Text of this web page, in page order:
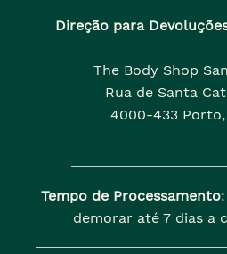
Direção para
The Body Shop
Rua de Santa
4000-433
Tempo de Processamento
demorar até 7 dias a